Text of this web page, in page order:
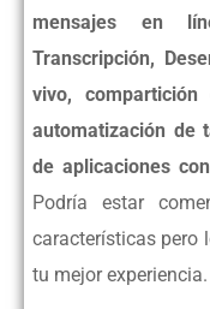
mensajes en
Transcripción,
vivo,
automatización de
de aplicaciones
Podría estar
características pero
tu mejor experiencia.